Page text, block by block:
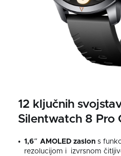
12 ključnih
Silentwatch 8 Pro
1,6″ AMOLED zaslon s
rezolucijom i izvrsnom